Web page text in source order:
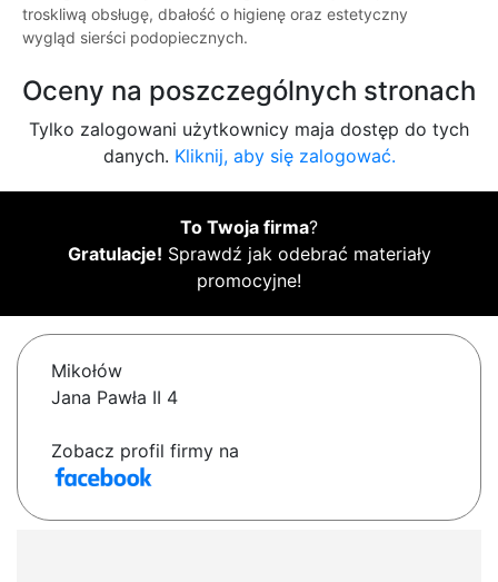
troskliwą obsługę, dbałość o higienę oraz estetyczny
wygląd sierści podopiecznych.
Oceny na poszczególnych stronach
Tylko zalogowani użytkownicy maja dostęp do tych
danych. Kliknij, aby się zalogować.
To Twoja firma?
Gratulacje! Sprawdź jak odebrać materiały
promocyjne!
Mikołów
Jana Pawła II 4
Zobacz profil firmy na